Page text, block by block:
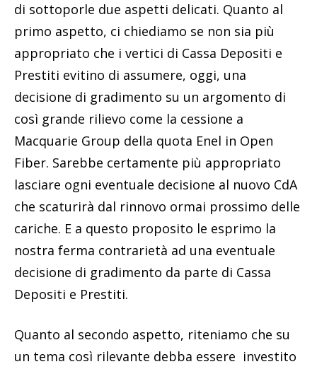
di sottoporle due aspetti delicati. Quanto al
primo aspetto, ci chiediamo se non sia più
appropriato che i vertici di Cassa Depositi e
Prestiti evitino di assumere, oggi, una
decisione di gradimento su un argomento di
così grande rilievo come la cessione a
Macquarie Group della quota Enel in Open
Fiber. Sarebbe certamente più appropriato
lasciare ogni eventuale decisione al nuovo CdA
che scaturirà dal rinnovo ormai prossimo delle
cariche. E a questo proposito le esprimo la
nostra ferma contrarietà ad una eventuale
decisione di gradimento da parte di Cassa
Depositi e Prestiti.
Quanto al secondo aspetto, riteniamo che su
un tema così rilevante debba essere investito